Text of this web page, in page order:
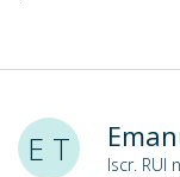
E T
Iscr. RUI